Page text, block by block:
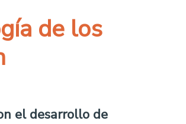
de los
el desarrollo de